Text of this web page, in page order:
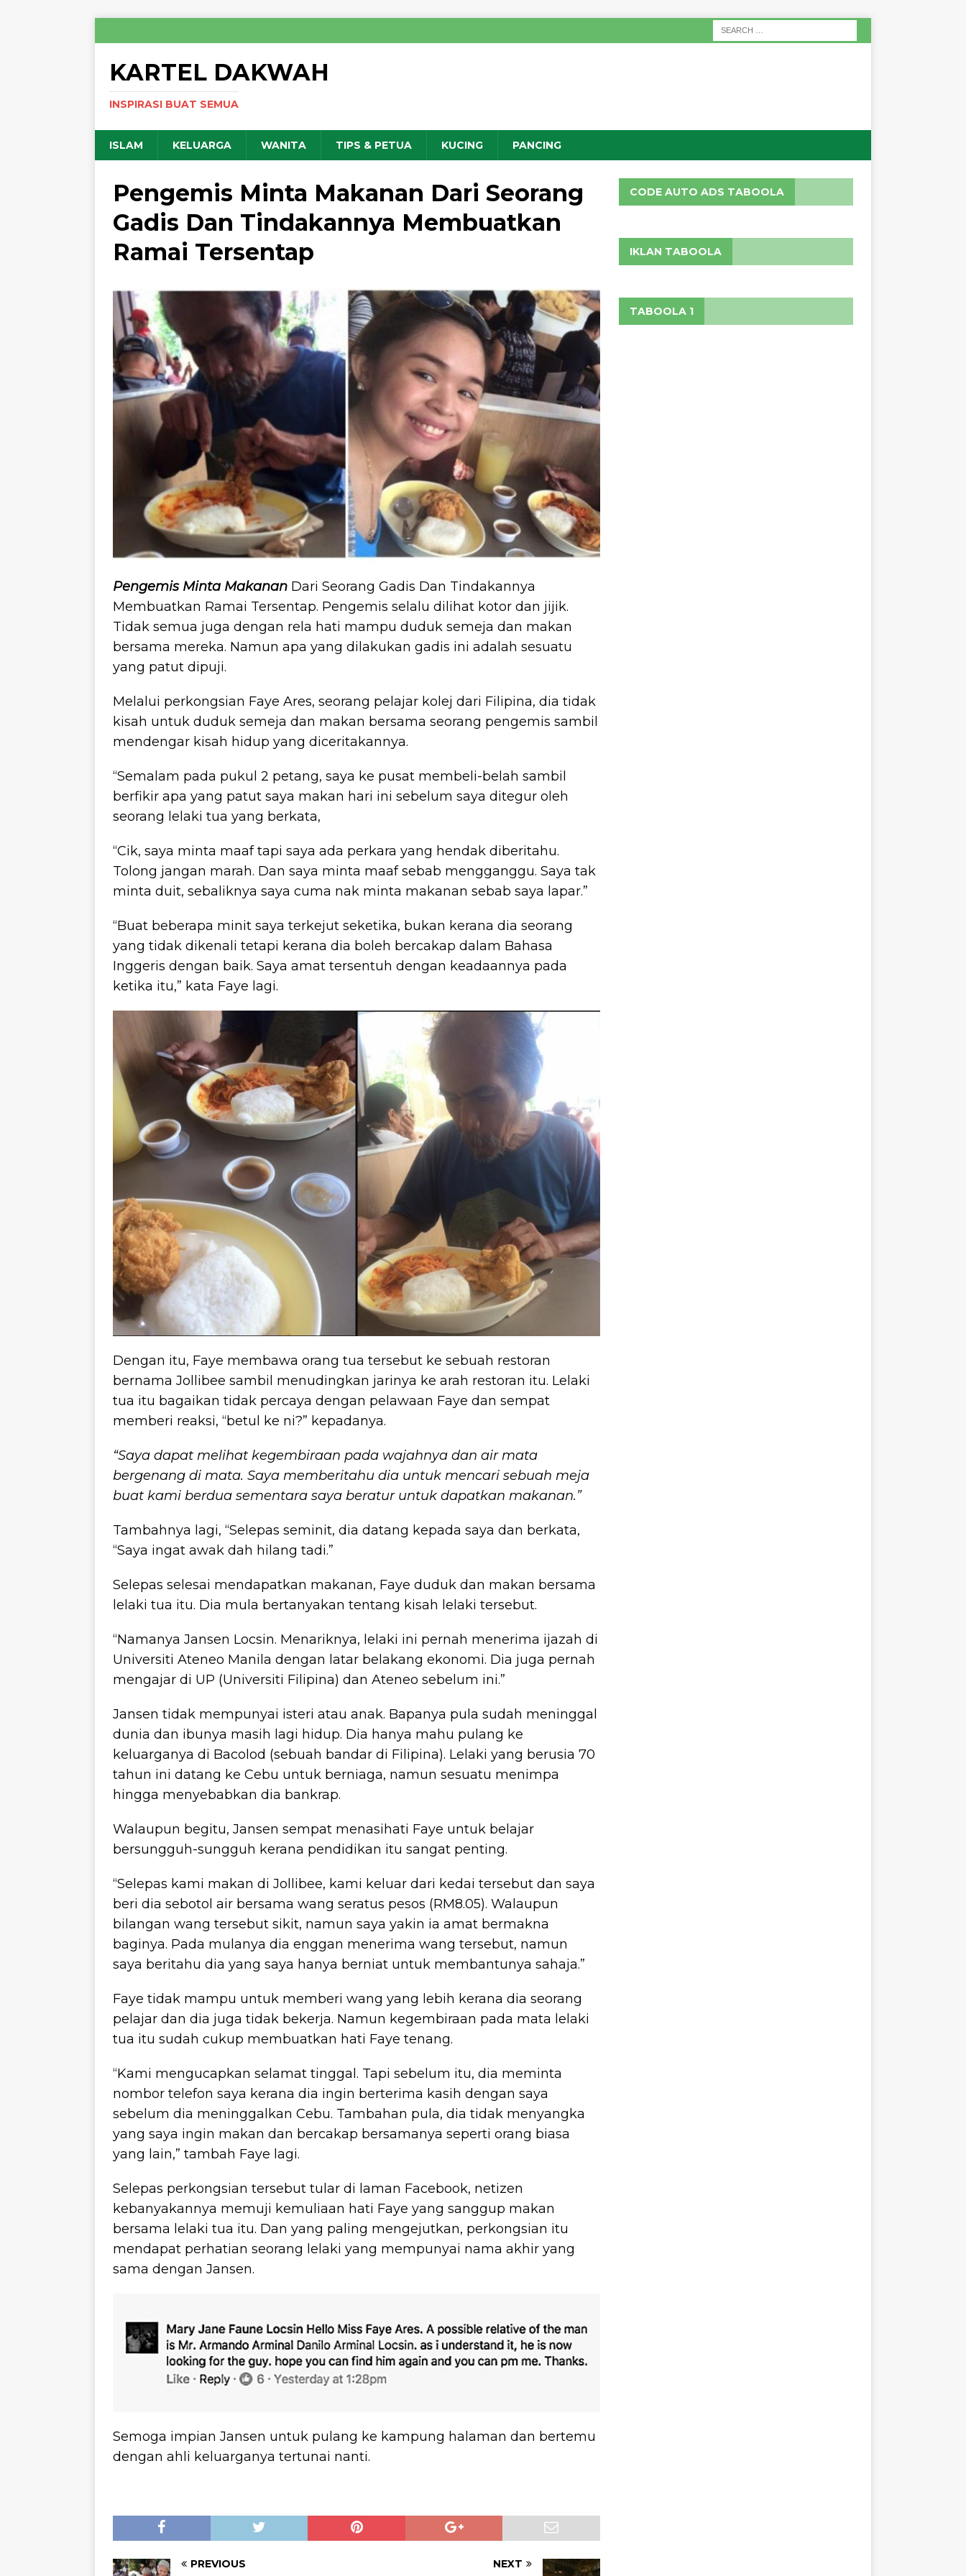
KARTEL DAKWAH
INSPIRASI BUAT SEMUA
ISLAM KELUARGA WANITA TIPS & PETUA KUCING PANCING
Pengemis Minta Makanan Dari Seorang
Gadis Dan Tindakannya Membuatkan
Ramai Tersentap
Pengemis Minta Makanan Dari Seorang Gadis Dan Tindakannya
Membuatkan Ramai Tersentap. Pengemis selalu dilihat kotor dan jijik.
Tidak semua juga dengan rela hati mampu duduk semeja dan makan
bersama mereka. Namun apa yang dilakukan gadis ini adalah sesuatu
yang patut dipuji.
Melalui perkongsian Faye Ares, seorang pelajar kolej dari Filipina, dia tidak
kisah untuk duduk semeja dan makan bersama seorang pengemis sambil
mendengar kisah hidup yang diceritakannya.
“Semalam pada pukul 2 petang, saya ke pusat membeli-belah sambil
berfikir apa yang patut saya makan hari ini sebelum saya ditegur oleh
seorang lelaki tua yang berkata,
“Cik, saya minta maaf tapi saya ada perkara yang hendak diberitahu.
Tolong jangan marah. Dan saya minta maaf sebab mengganggu. Saya tak
minta duit, sebaliknya saya cuma nak minta makanan sebab saya lapar.”
“Buat beberapa minit saya terkejut seketika, bukan kerana dia seorang
yang tidak dikenali tetapi kerana dia boleh bercakap dalam Bahasa
Inggeris dengan baik. Saya amat tersentuh dengan keadaannya pada
ketika itu,” kata Faye lagi.
Dengan itu, Faye membawa orang tua tersebut ke sebuah restoran
bernama Jollibee sambil menudingkan jarinya ke arah restoran itu. Lelaki
tua itu bagaikan tidak percaya dengan pelawaan Faye dan sempat
memberi reaksi, “betul ke ni?” kepadanya.
“Saya dapat melihat kegembiraan pada wajahnya dan air mata
bergenang di mata. Saya memberitahu dia untuk mencari sebuah meja
buat kami berdua sementara saya beratur untuk dapatkan makanan.”
Tambahnya lagi, “Selepas seminit, dia datang kepada saya dan berkata,
“Saya ingat awak dah hilang tadi.”
Selepas selesai mendapatkan makanan, Faye duduk dan makan bersama
lelaki tua itu. Dia mula bertanyakan tentang kisah lelaki tersebut.
“Namanya Jansen Locsin. Menariknya, lelaki ini pernah menerima ijazah di
Universiti Ateneo Manila dengan latar belakang ekonomi. Dia juga pernah
mengajar di UP (Universiti Filipina) dan Ateneo sebelum ini.”
Jansen tidak mempunyai isteri atau anak. Bapanya pula sudah meninggal
dunia dan ibunya masih lagi hidup. Dia hanya mahu pulang ke
keluarganya di Bacolod (sebuah bandar di Filipina). Lelaki yang berusia 70
tahun ini datang ke Cebu untuk berniaga, namun sesuatu menimpa
hingga menyebabkan dia bankrap.
Walaupun begitu, Jansen sempat menasihati Faye untuk belajar
bersungguh-sungguh kerana pendidikan itu sangat penting.
“Selepas kami makan di Jollibee, kami keluar dari kedai tersebut dan saya
beri dia sebotol air bersama wang seratus pesos (RM8.05). Walaupun
bilangan wang tersebut sikit, namun saya yakin ia amat bermakna
baginya. Pada mulanya dia enggan menerima wang tersebut, namun
saya beritahu dia yang saya hanya berniat untuk membantunya sahaja.”
Faye tidak mampu untuk memberi wang yang lebih kerana dia seorang
pelajar dan dia juga tidak bekerja. Namun kegembiraan pada mata lelaki
tua itu sudah cukup membuatkan hati Faye tenang.
“Kami mengucapkan selamat tinggal. Tapi sebelum itu, dia meminta
nombor telefon saya kerana dia ingin berterima kasih dengan saya
sebelum dia meninggalkan Cebu. Tambahan pula, dia tidak menyangka
yang saya ingin makan dan bercakap bersamanya seperti orang biasa
yang lain,” tambah Faye lagi.
Selepas perkongsian tersebut tular di laman Facebook, netizen
kebanyakannya memuji kemuliaan hati Faye yang sanggup makan
bersama lelaki tua itu. Dan yang paling mengejutkan, perkongsian itu
mendapat perhatian seorang lelaki yang mempunyai nama akhir yang
sama dengan Jansen.
Semoga impian Jansen untuk pulang ke kampung halaman dan bertemu
dengan ahli keluarganya tertunai nanti.
PREVIOUS NEXT
CODE AUTO ADS TABOOLA
IKLAN TABOOLA
TABOOLA 1